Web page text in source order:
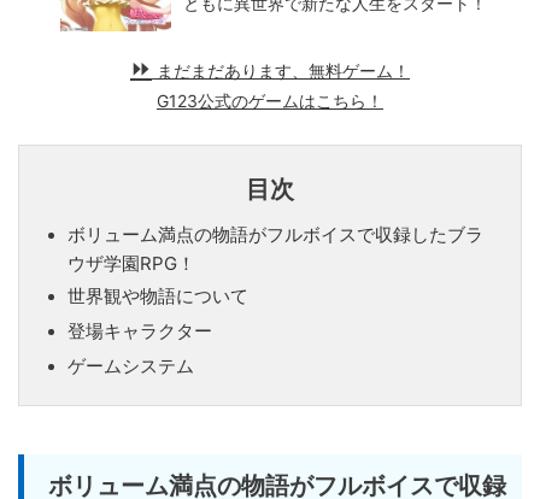
まだまだあります、無料ゲーム！
G123公式のゲームはこちら！
目次
ボリューム満点の物語がフルボイスで収録したブラ
ウザ学園RPG！
世界観や物語について
登場キャラクター
ゲームシステム
ボリューム満点の物語がフルボイスで収録